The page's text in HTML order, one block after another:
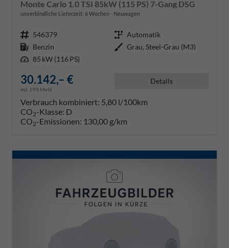
Monte Carlo 1.0 TSI 85kW (115 PS) 7-Gang DSG
unverbindliche Lieferzeit: 6 Wochen Neuwagen
Fahrzeugnr. 546379 Getriebe Automatik
Kraftstoff Benzin Außenfarbe Grau, Steel-Grau (M3)
Leistung 85 kW (116 PS)
30.142,– €
incl. 19% MwSt.
Details
Verbrauch kombiniert: 5,80 l/100km
CO2-Klasse: D
CO2-Emissionen: 130,00 g/km